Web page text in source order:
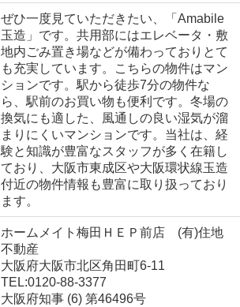
ぜひ一度見ていただきたい、「Amabile
玉造」です。共用部にはエレベータ・敷
地内ごみ置き場などが備わっておりとて
も充実しています。こちらの物件はマン
ションです。駅から徒歩7分の物件な
ら、駅前のお買い物も便利です。冬場の
換気にも適した、風通しの良い湿気が溜
まりにくいマンションです。当社は、経
験と知識が豊富なスタッフが多く在籍し
ており、大阪市東成区や大阪環状線玉造
付近の物件情報も豊富に取り扱っており
ます。
ホームメイト梅田ＨＥＰ前店 (有)住地
不動産
大阪府大阪市北区角田町6-11
TEL:0120-88-3377
大阪府知事 (6) 第46496号